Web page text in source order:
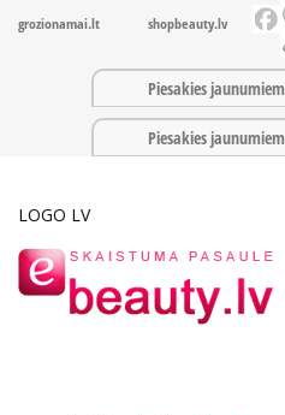
grozionamai.lt shopbeauty.lv
Piesakies jaunumiem
Piesakies jaunumiem
LOGO LV